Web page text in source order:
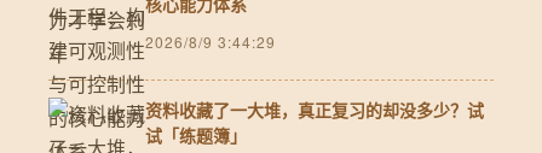
2026/8/9 3:44:29
资料收藏了一大堆，真正复习的却没多少？试
试「练题簿」